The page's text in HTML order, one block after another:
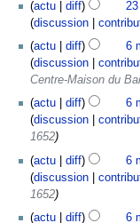
r
é
u
m
é
d
e
s
m
o
d
u
n
r
é
s
m
é
d
e
s
m
o
u
c
u
n
r
é
s
u
é
d
e
s
actu diff
discussion
A
u
c
n
r
é
s
u
m
mai
2020
actu diff 6
discussion
Centre-Maison du
actu
diff 6
discussion
1652
actu
diff 6
discussion
1652
actu
diff 6